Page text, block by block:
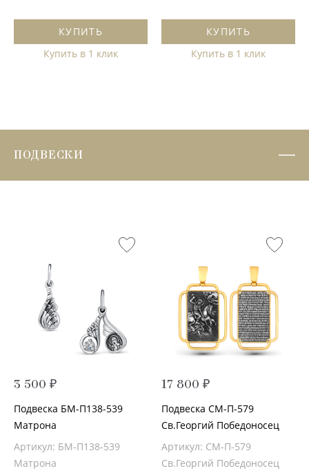
КУПИТЬ
Купить в 1 клик
КУПИТЬ
Купить в 1 клик
ПОДВЕСКИ
3 500 ₽
Подвеска БМ-П138-539
Матрона
Артикул: БМ-П138-539
Матрона
17 800 ₽
Подвеска СМ-П-579
Св.Георгий Победоносец
Артикул: СМ-П-579
Св.Георгий Победоносец